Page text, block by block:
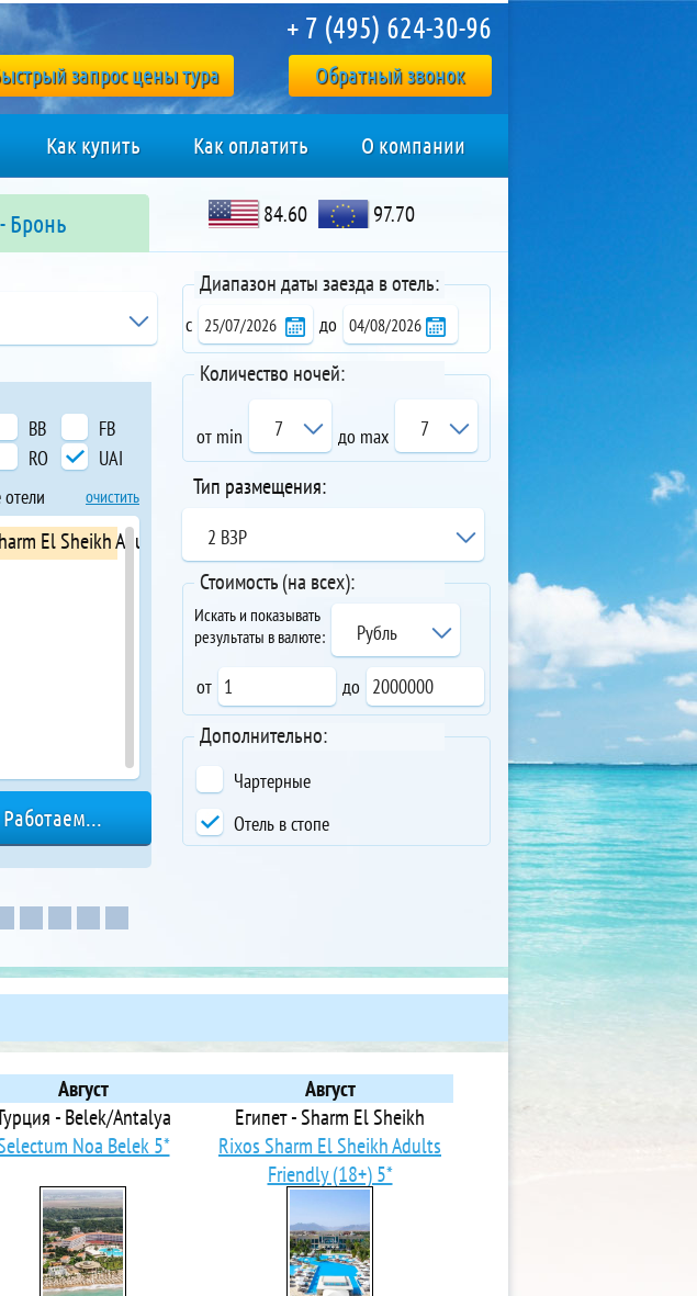
запрос цены тура Обратный звонок
+ 7 (495) 624-30-96
Как купить Как оплатить О компании
Бронь
BB
FB
RO
UAI
очистить
El Sheikh Adults Friendly (18+)
Диапазон даты заезда в отель:
с до
Количество ночей:
от min 7 до max 7
Тип размещения:
2 ВЗР
Стоимость (на всех):
Искать и показывать
результаты в валюте:
Рубль
от до
Дополнительно:
Чартерные
Отель в стопе
84.60 97.70
Август
- Belek/Antalya
Noa Belek 5*
Август
Египет - Sharm El Sheikh
Rixos Sharm El Sheikh Adults
Friendly (18+) 5*